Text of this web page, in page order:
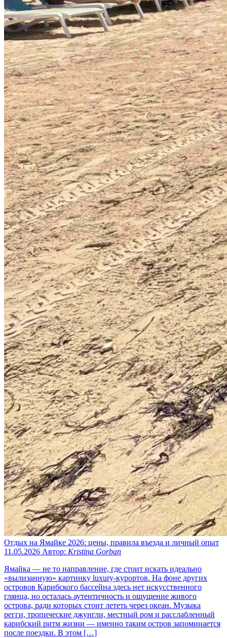
Отдых на Ямайке 2026: цены, правила въезда и личный опыт
11.05.2026 Автор: Kristina Gorban
Ямайка — не то направление, где стоит искать идеально
«вылизанную» картинку luxury-курортов. На фоне других
островов Карибского бассейна здесь нет искусственного
глянца, но осталась аутентичность и ощущение живого
острова, ради которых стоит лететь через океан. Музыка
регги, тропические джунгли, местный ром и расслабленный
карибский ритм жизни — именно таким остров запоминается
после поездки. В этом […]